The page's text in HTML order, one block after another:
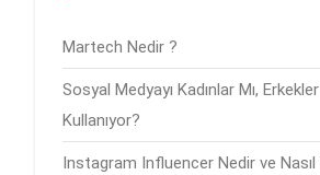
Martech Nedir ?
Sosyal Medyayı Kadınlar Mı,
Kullanıyor?
Instagram Influencer Nedir ve Nasıl